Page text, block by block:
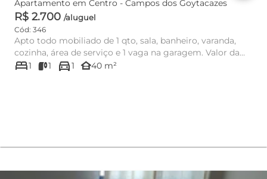
Apartamento em Centro - Campos dos Goytacazes
R$ 2.700 /aluguel
Cód: 346
Apto todo mobiliado de 1 qto, sala, banheiro, varanda,
cozinha, área de serviço e 1 vaga na garagem. Valor da
locação in...
bed1 1 directions_car1 other_houses40 m²